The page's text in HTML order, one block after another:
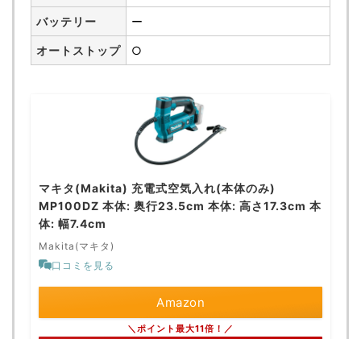
バッテリー ー
オートストップ ○
マキタ(Makita) 充電式空気入れ(本体のみ)
MP100DZ 本体: 奥行23.5cm 本体: 高さ17.3cm 本
体: 幅7.4cm
Makita(マキタ)
口コミを見る
Amazon
＼ポイント最大11倍！／